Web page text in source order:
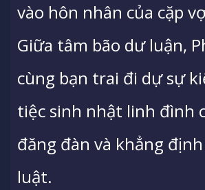
vào hôn nhân của cặp
Giữa tâm bão dư luận,
cùng bạn trai đi dự sự
tiệc sinh nhật linh đình
đăng đàn và khẳng
luật.